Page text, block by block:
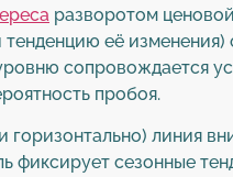
разворотом
её
сопровождается
пробоя.
линия
фиксирует сезонные